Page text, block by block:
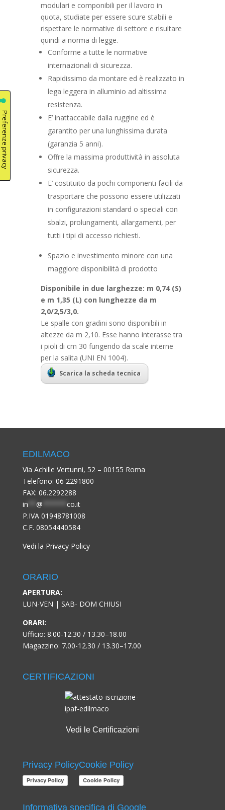
modulari e componibili per il lavoro in
quota, studiate per essere scure stabili e
rispettare le normative di settore e risultare
quindi a norma di legge.
Conforme a tutte le normative
internazionali di sicurezza.
Rapidissimo da montare ed è realizzato in
lega leggera in alluminio ad altissima
resistenza.
E’ inattaccabile dalla ruggine ed è
garantito per una lunghissima durata
(garanzia 5 anni).
Offre la massima produttività in assoluta
sicurezza.
E’ costituito da pochi componenti facili da
trasportare che possono essere utilizzati
in configurazioni standard o speciali con
sbalzi, prolungamenti, allargamenti, per
tutti i tipi di accesso richiesti.
Spazio e investimento minore con una
maggiore disponibilità di prodotto
Disponibile in due larghezze: m 0,74 (S)
e m 1,35 (L) con lunghezze da m
2,0/2,5/3,0.
Le spalle con gradini sono disponibili in
altezze da m 2,10. Esse hanno interasse tra
i pioli di cm 30 fungendo da scale interne
per la salita (UNI EN 1004).
Scarica la scheda tecnica
EDILMACO
Via Achille Vertunni, 52 – 00155 Roma
Telefono: 06 2291800
FAX: 06.2292288
in
@
co.it
P.IVA 01948781008
C.F. 08054440584
Vedi la Privacy Policy
ORARIO
APERTURA:
LUN-VEN | SAB- DOM CHIUSI
ORARI:
Ufficio: 8.00-12.30 / 13.30–18.00
Magazzino: 7.00-12.30 / 13.30–17.00
CERTIFICAZIONI
Vedi le Certificazioni
Privacy Policy
Privacy Policy
Cookie Policy
Cookie Policy
Informativa specifica di Google